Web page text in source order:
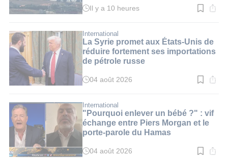
Temps
:
1
min.
Il y a 10 heures
International
La Syrie promet aux États-Unis de
réduire fortement ses importations
de pétrole russe
Temps
:
3
min.
04 août 2026
International
"Pourquoi enlever un bébé ?" : vif
échange entre Piers Morgan et le
porte-parole du Hamas
Temps
04 août 2026